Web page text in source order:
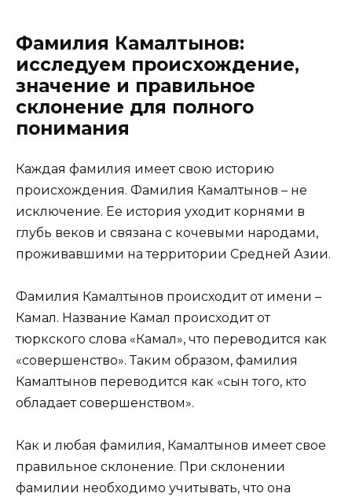
Фамилия Камалтынов:
исследуем происхождение,
значение и правильное
склонение для полного
понимания
Каждая фамилия имеет свою историю
происхождения. Фамилия Камалтынов – не
исключение. Ее история уходит корнями в
глубь веков и связана с кочевыми народами,
проживавшими на территории Средней Азии.
Фамилия Камалтынов происходит от имени –
Камал. Название Камал происходит от
тюркского слова «Камал», что переводится как
«совершенство». Таким образом, фамилия
Камалтынов переводится как «сын того, кто
обладает совершенством».
Как и любая фамилия, Камалтынов имеет свое
правильное склонение. При склонении
фамилии необходимо учитывать, что она